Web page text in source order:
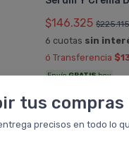
tus compras
precisos en todo lo
$146.325 $225.115
6 cuotas sin
ó Transferencia
EnvíoGRATIShoy
Agregar